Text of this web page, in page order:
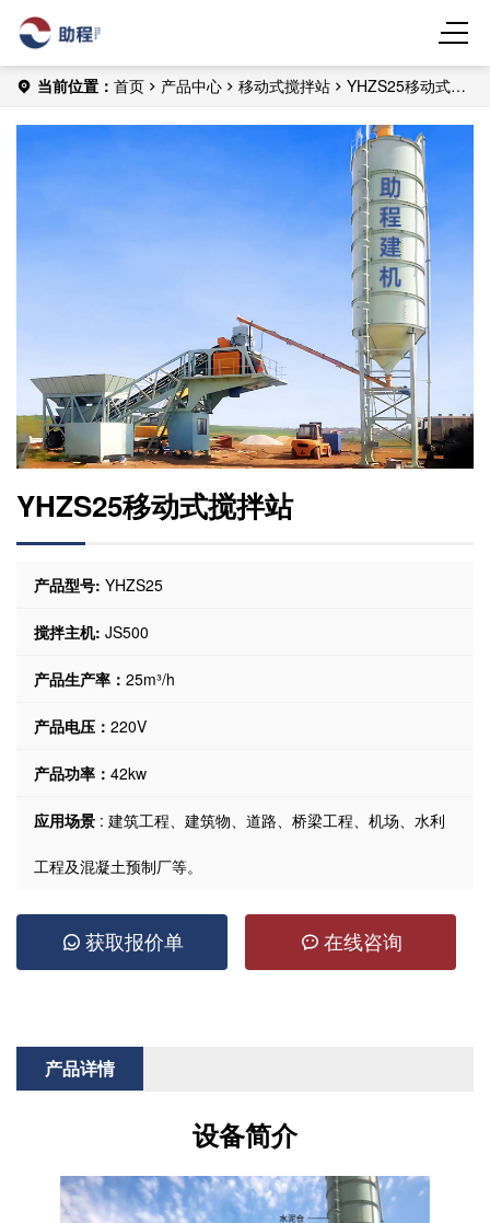
当前位置： 首页 产品中心 移动式搅拌站
YHZS25移动式搅
YHZS25移动式搅拌站
产品型号: YHZS25
搅拌主机: JS500
产品生产率： 25m³/h
产品电压： 220V
产品功率： 42kw
应用场景 : 建筑工程、建筑物、道路、桥梁工程、机场、水利
工程及混凝土预制厂等。
获取报价单 在线咨询
产品详情
设备简介